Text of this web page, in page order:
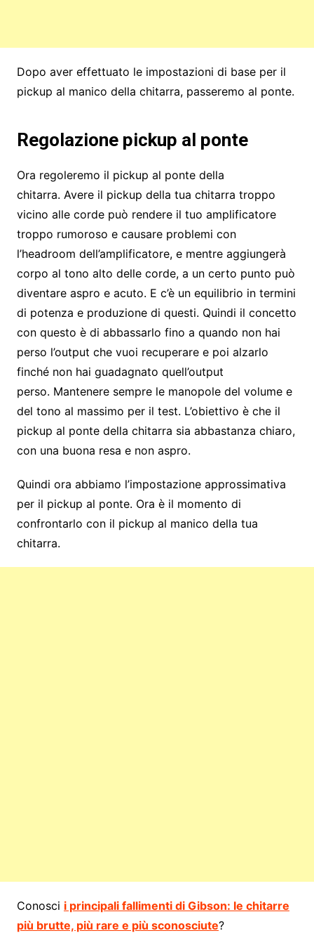
Dopo aver effettuato le impostazioni di base per il
pickup al manico della chitarra, passeremo al ponte.
Regolazione pickup al ponte
Ora regoleremo il pickup al ponte della
chitarra. Avere il pickup della tua chitarra troppo
vicino alle corde può rendere il tuo amplificatore
troppo rumoroso e causare problemi con
l’headroom dell’amplificatore, e mentre aggiungerà
corpo al tono alto delle corde, a un certo punto può
diventare aspro e acuto. E c’è un equilibrio in termini
di potenza e produzione di questi. Quindi il concetto
con questo è di abbassarlo fino a quando non hai
perso l’output che vuoi recuperare e poi alzarlo
finché non hai guadagnato quell’output
perso. Mantenere sempre le manopole del volume e
del tono al massimo per il test. L’obiettivo è che il
pickup al ponte della chitarra sia abbastanza chiaro,
con una buona resa e non aspro.
Quindi ora abbiamo l’impostazione approssimativa
per il pickup al ponte. Ora è il momento di
confrontarlo con il pickup al manico della tua
chitarra.
Conosci i principali fallimenti di Gibson: le chitarre
più brutte, più rare e più sconosciute?